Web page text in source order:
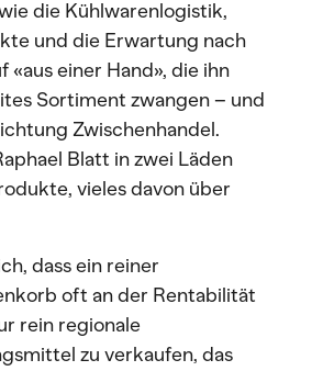
die Kühlwarenlogistik,
und die Erwartung nach
«aus einer Hand», die ihn
Sortiment zwangen – und
Zwischenhandel.
Blatt in zwei Läden
vieles davon über
dass ein reiner
oft an der Rentabilität
rein regionale
zu verkaufen, das